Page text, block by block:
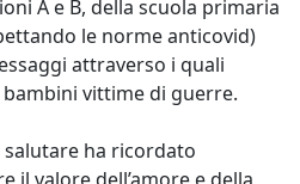
A e B, della scuola primaria
le norme anticovid)
attraverso i quali
vittime di guerre.
salutare ha ricordato
il valore dell’amore e della